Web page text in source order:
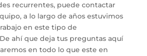
recurrentes, puede contactar
a lo largo de años estuvimos
en este tipo de
ahí que deja tus preguntas aquí
en todo lo que este en